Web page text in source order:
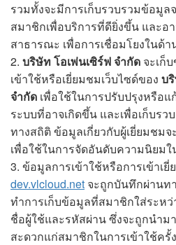
รวมทั้งจะมีการเก็บรวบรวมข้อมู
สมาชิกเพื่อบริการที่ดียิ่งขึ้น และอ
สาธารณะ เพื่อการเชื่อมโยงในด้า
2. บริษัท โอเพ่นเซิร์ฟ จำกัด จะเก็
เข้าใช้หรือเยี่ยมชมเว็บไซด์ของ บ
จำกัด เพื่อใช้ในการปรับปรุงหรือ
ระบบที่อาจเกิดขึ้น และเพื่อเก็บร
ทางสถิติ ข้อมูลเกี่ยวกับผู้เยี่ยมชม
เพื่อใช้ในการจัดอันดับความนิยม
3. ข้อมูลการเข้าใช้หรือการเข้าเยี่
dev.vlcloud.net จะถูกบันทึกผ่านท
ทำการเก็บข้อมูลที่สมาชิกใส่ระหว่
ชื่อผู้ใช้และรหัสผ่าน ซึ่งจะถูกนำม
สะดวกแก่สมาชิกในการเข้าใช้ค